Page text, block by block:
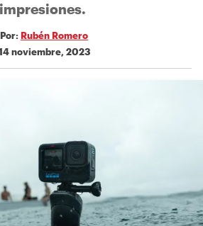
impresiones.
Por: Rubén Romero
noviembre, 2023